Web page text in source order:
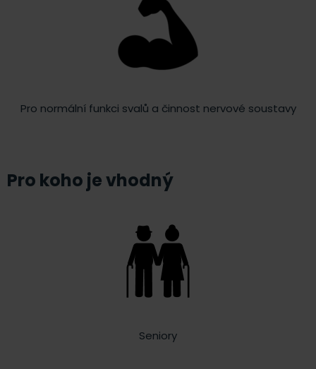
Pro normální funkci svalů a činnost nervové soustavy
Pro koho je vhodný
Seniory